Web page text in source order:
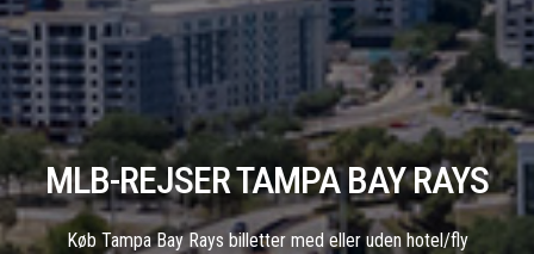
MLB-REJSER TAMPA BAY RAYS
Køb Tampa Bay Rays billetter med eller uden hotel/fly